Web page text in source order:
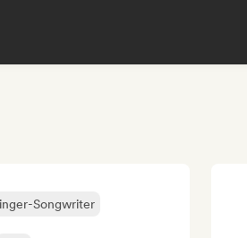
Songwriter